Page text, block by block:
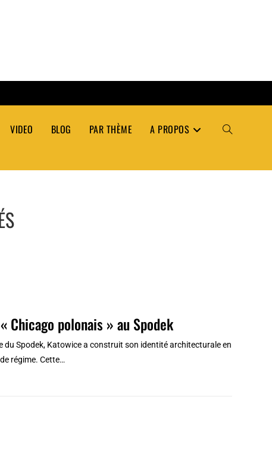
VIDEO BLOG PAR THÈME A PROPOS TOGGLE
polonais » au Spodek
Spodek, Katowice a construit son identité architecturale en
régime. Cette…